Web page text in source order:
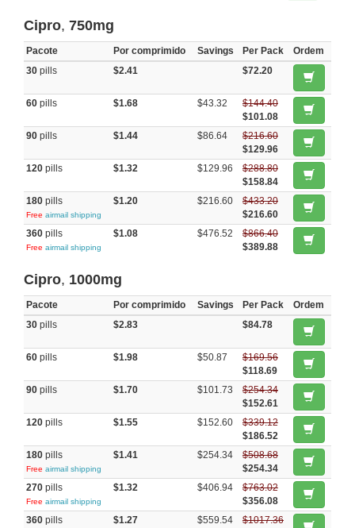
Cipro, 750mg
Pacote Por comprimido Savings Per Pack
Ordem
30 pills $2.41 $72.20
60 pills $1.68 $43.32
$144.40
$101.08
90 pills $1.44 $86.64
$216.60
$129.96
120 pills $1.32 $129.96
$288.80
$158.84
180 pills
Free airmail shipping
$1.20 $216.60
$433.20
$216.60
360 pills
Free airmail shipping
$1.08 $476.52
$866.40
$389.88
Cipro, 1000mg
Pacote Por comprimido Savings Per Pack
Ordem
30 pills $2.83 $84.78
60 pills $1.98 $50.87
$169.56
$118.69
90 pills $1.70 $101.73
$254.34
$152.61
120 pills $1.55 $152.60
$339.12
$186.52
180 pills
Free airmail shipping
$1.41 $254.34
$508.68
$254.34
270 pills
Free airmail shipping
$1.32 $406.94
$763.02
$356.08
360 pills $1.27 $559.54
$1017.36